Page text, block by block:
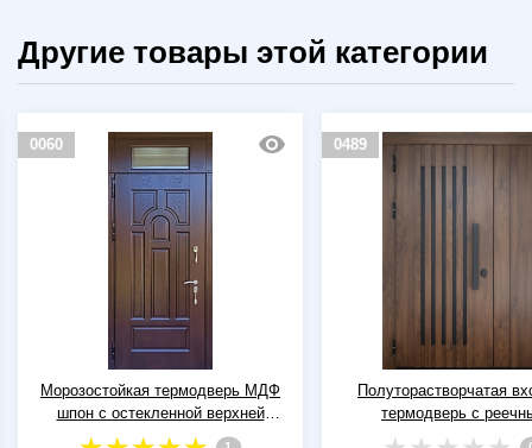
Другие товары этой категории
0060
Морозостойкая термодверь МДФ
шпон с остекленной верхней
вставкой
0489
Полуторастворчатая
термодверь с
оформлением, бугельной